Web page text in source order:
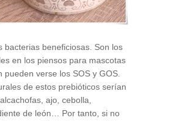
bacterias beneficiosas. Son los
en los piensos para mascotas
pueden verse los SOS y GOS.
de estos prebióticos serían
ajo, cebolla,
de león… Por tanto, si no